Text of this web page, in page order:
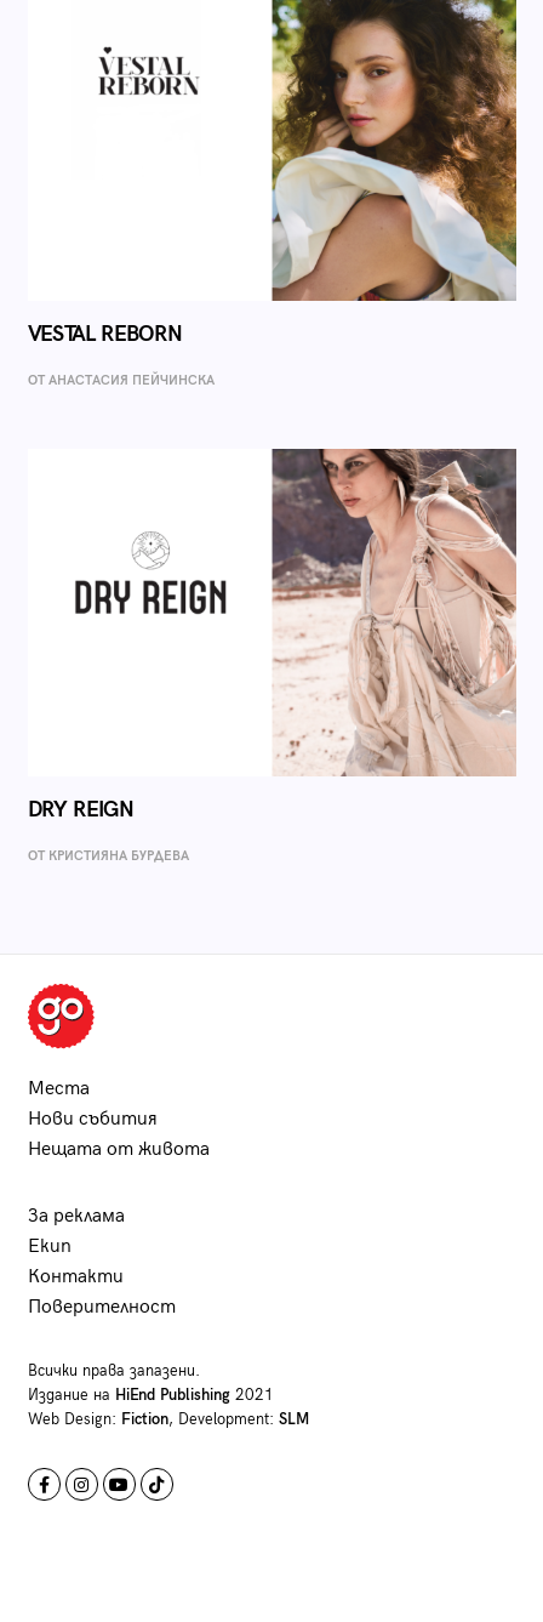
VESTAL REBORN
ОТ AНАСТАСИЯ ПЕЙЧИНСКА
DRY REIGN
ОТ КРИСТИЯНА БУРДЕВА
Места
Нови събития
Нещата от живота
За реклама
Екип
Контакти
Поверителност
Всички права запазени.
Издание на HiEnd Publishing2021
Web Design: Fiction, Development: SLM